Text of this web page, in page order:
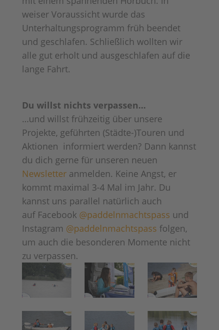
weiser Voraussicht wurde das
Unterhaltungsprogramm früh beendet
und geschlafen. Schließlich wollten wir
alle gut erholt und ausgeschlafen auf die
lange Fahrt.
Du willst nichts verpassen…
…und willst frühzeitig über unsere
Projekte, geführten (Städte-)Touren und
Aktionen informiert werden? Dann kannst
du dich gerne für unseren neuen
Newsletteranmelden. Keine Angst, er
kommt maximal 3-4 Mal im Jahr. Du
kannst uns parallel natürlich auch
auf Facebook @paddelnmachtspass und
Instagram @paddelnmachtspass folgen,
um auch die besonderen Momente nicht
zu verpassen.